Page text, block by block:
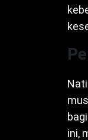
ini,